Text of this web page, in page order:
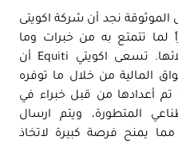
نجد أن شركة اكويتى
لما تتمتع به من خبرات وما
تقدمه من خدمات عالية لعملائها. تسعى اكويتي Equiti أن
المالية من خلال ما توفره
تم أعدادها من قبل خبراء في
المتطورة، ويتم ارسال
مما يمنح فرصة كبيرة لاتخاذ